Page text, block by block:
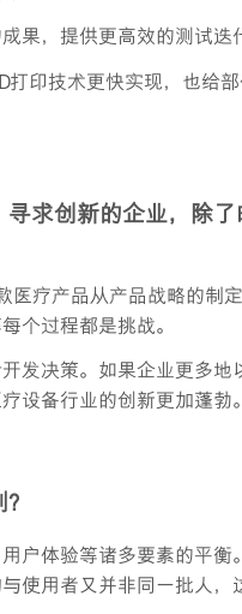
果，提供更高效的测试迭
印技术更快实现，也给
寻求创新的企业，除
医疗产品从产品战略的制
个过程都是挑战。
发决策。如果企业更多地
设备行业的创新更加蓬勃。
户体验等诸多要素的平衡
使用者又并非同一批人，